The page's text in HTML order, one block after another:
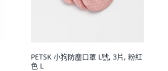
PETSK 小狗防塵口罩 L號, 3片, 粉紅
色 L